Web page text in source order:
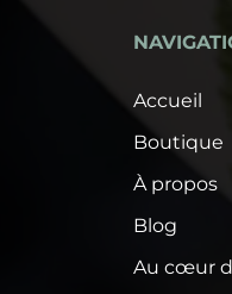
Accueil
Boutique
À propos
Blog
Au cœur